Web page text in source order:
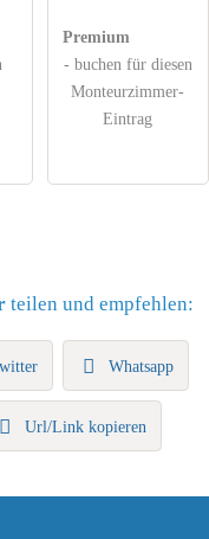
Premium
- buchen für diesen
Monteurzimmer-
Eintrag
teilen und empfehlen:
Whatsapp
Url/Link kopieren